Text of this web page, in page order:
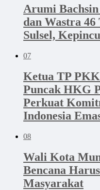
Arumi
dan Wastra 46
Sulsel,
07
Ketua TP
Puncak HKG
Perkuat
Indonesia
08
Wali Kota
Bencana
Masyarakat